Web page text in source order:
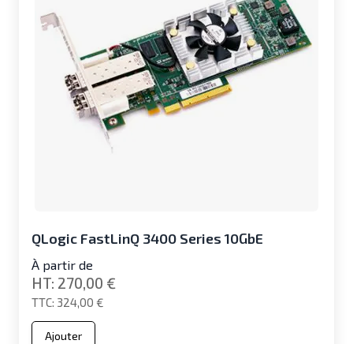
QLogic FastLinQ 3400 Series 10GbE
À partir de
324,00 €
270,00 €
Ajouter